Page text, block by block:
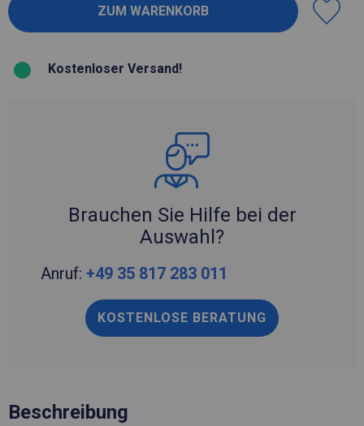
Kostenloser Versand!
Brauchen Sie Hilfe bei der
Auswahl?
Anruf: +49 35 817 283 011
KOSTENLOSE BERATUNG
Beschreibung